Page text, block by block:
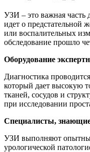
УЗИ – это важная часть
идет о предстательной
или воспалительных
обследование прошло
Оборудование
Диагностика
который дает высокую
тканей, сосудов и
при исследовании
Специалисты,
УЗИ выполняют
урологической